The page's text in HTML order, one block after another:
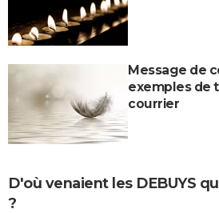
Message de
exemples de
courrier
D'où venaient les DEBUYS
?